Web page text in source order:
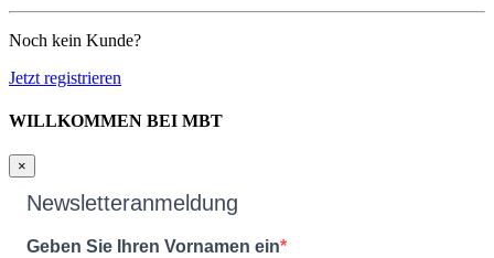
Noch kein Kunde?
Jetzt registrieren
WILLKOMMEN BEI MBT
×
Newsletteranmeldung
Geben Sie Ihren Vornamen ein